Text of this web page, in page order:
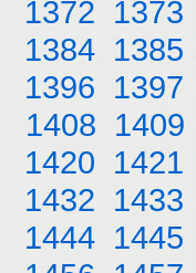
1372 1373
1384 1385
1396 1397
1408 1409
1420 1421
1432 1433
1444 1445